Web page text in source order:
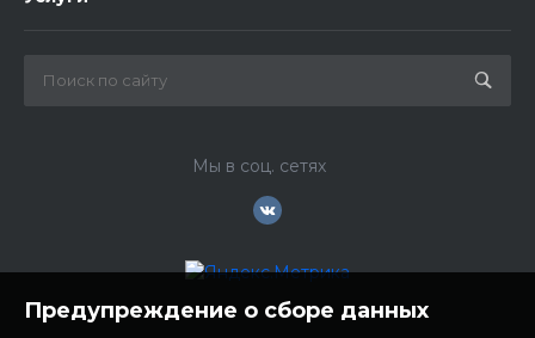
Мы в соц. сетях
Предупреждение о сборе данных